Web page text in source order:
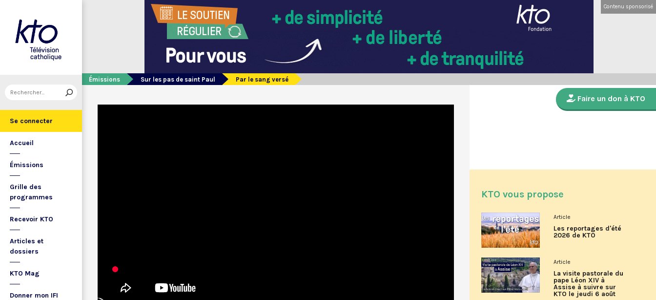
Se connecter
Accueil
Émissions
Grille des
programmes
Recevoir KTO
Articles et
dossiers
KTO Mag
Donner mon IFI
Contenu sponsorisé
Émissions Sur les pas de saint Paul Par le sang versé
Faire un don à KTO
KTO vous propose
Article
Les reportages d'été
2026 de KTO
Article
La visite pastorale du
pape Léon XIV à
Assise à suivre sur
KTO le jeudi 6 août